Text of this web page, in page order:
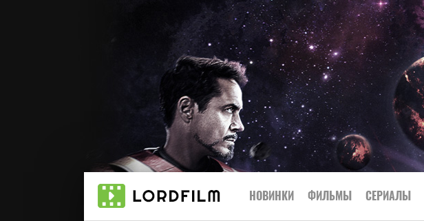
НОВИНКИ ФИЛЬМЫ СЕРИАЛЫ